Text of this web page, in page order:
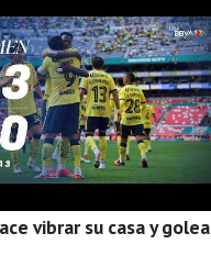
vibrar su casa y golea